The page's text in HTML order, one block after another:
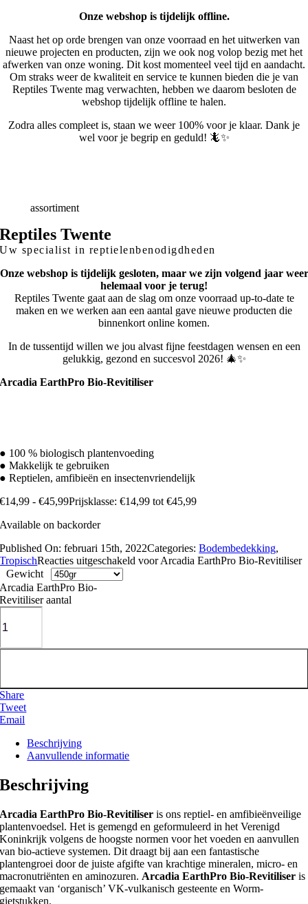
Onze webshop is tijdelijk offline.
Naast het op orde brengen van onze voorraad en het uitwerken van
nieuwe projecten en producten, zijn we ook nog volop bezig met het
afwerken van onze woning. Dit kost momenteel veel tijd en aandacht.
Om straks weer de kwaliteit en service te kunnen bieden die je van
Reptiles Twente mag verwachten, hebben we daarom besloten de
webshop tijdelijk offline te halen.
Zodra alles compleet is, staan we weer 100% voor je klaar. Dank je
wel voor je begrip en geduld! 🦎✨
Breedassortiment
Reptiles Twente
Uw specialist in reptielenbenodigdheden
Onze webshop is tijdelijk gesloten, maar we zijn volgend jaar weer
helemaal voor je terug!
Reptiles Twente gaat aan de slag om onze voorraad up-to-date te
maken en we werken aan een aantal gave nieuwe producten die
binnenkort online komen.
In de tussentijd willen we jou alvast fijne feestdagen wensen en een
gelukkig, gezond en succesvol 2026! 🎄✨
Arcadia EarthPro Bio-Revitiliser
● 100 % biologisch plantenvoeding
● Makkelijk te gebruiken
● Reptielen, amfibieën en insectenvriendelijk
€14,99 - €45,99Prijsklasse: €14,99 tot €45,99
Available on backorder
Published On: februari 15th, 2022Categories:Bodembedekking,
TropischReacties uitgeschakeld voor Arcadia EarthPro Bio-Revitiliser
Gewicht
Arcadia EarthPro Bio-
Revitiliser aantal
Share
Tweet
Email
Beschrijving
Aanvullende informatie
Beschrijving
Arcadia EarthPro Bio-Revitiliser is ons reptiel- en amfibieënveilige
plantenvoedsel. Het is gemengd en geformuleerd in het Verenigd
Koninkrijk volgens de hoogste normen voor het voeden en aanvullen
van bio-actieve systemen. Dit draagt ​​bij aan een fantastische
plantengroei door de juiste afgifte van krachtige mineralen, micro- en
macronutriënten en aminozuren. Arcadia EarthPro Bio-Revitiliseris
gemaakt van ‘organisch’ VK-vulkanisch gesteente en Worm-
gietstukken.